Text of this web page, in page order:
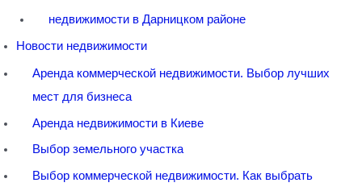
недвижимости в Дарницком районе
Новости недвижимости
Аренда коммерческой недвижимости. Выбор лучших
мест для бизнеса
Аренда недвижимости в Киеве
Выбор земельного участка
Выбор коммерческой недвижимости. Как выбрать